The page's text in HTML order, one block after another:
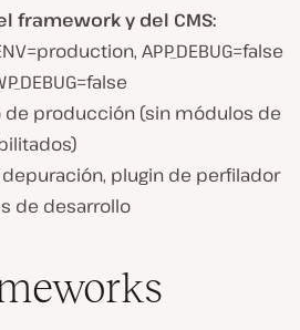
framework y del CMS:
APP_DEBUG=false
de producción (sin módulos de
plugin de perfilador
de desarrollo